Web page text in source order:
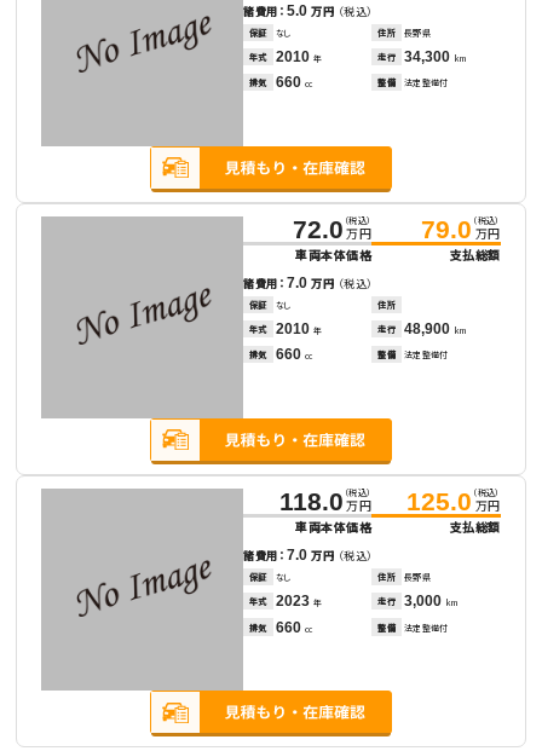
諸費用：5.0万円 （税込）
保証 なし 住所 長野県
年式 2010 年 走行 34,300 km
排気 660 cc 整備 法定整備付
72.0 （税込）
万円
車両本体価格
79.0 （税込）
万円
支払総額
諸費用：7.0万円 （税込）
保証 なし 住所
年式 2010 年 走行 48,900 km
排気 660 cc 整備 法定整備付
118.0 （税込）
万円
車両本体価格
125.0 （税込）
万円
支払総額
諸費用：7.0万円 （税込）
保証 なし 住所 長野県
年式 2023 年 走行 3,000 km
排気 660 cc 整備 法定整備付